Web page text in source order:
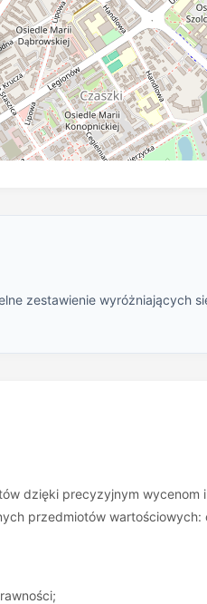
zestawienie wyróżniających
dzięki precyzyjnym
przedmiotów